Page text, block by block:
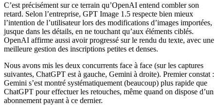
C’est précisément sur ce terrain qu’OpenAI entend combler son
retard. Selon l’entreprise, GPT Image 1.5 respecte bien mieux
l’intention de l’utilisateur lors des modifications d’images importées,
jusque dans les détails, en ne touchant qu’aux éléments ciblés.
OpenAI affirme aussi avoir progressé sur le rendu du texte, avec une
meilleure gestion des inscriptions petites et denses.
Nous avons mis les deux concurrents face à face (sur les captures
suivantes, ChatGPT est à gauche, Gemini à droite). Premier constat :
Gemini s’est montré systématiquement (beaucoup) plus rapide que
ChatGPT pour effectuer les retouches, même quand on dispose d’un
abonnement payant à ce dernier.